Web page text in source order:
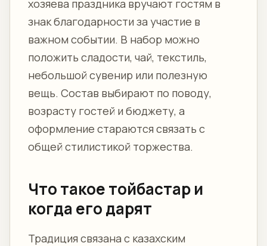
хозяева праздника вручают гостям в
знак благодарности за участие в
важном событии. В набор можно
положить сладости, чай, текстиль,
небольшой сувенир или полезную
вещь. Состав выбирают по поводу,
возрасту гостей и бюджету, а
оформление стараются связать с
общей стилистикой торжества.
Что такое тойбастар и
когда его дарят
Традиция связана с казахским